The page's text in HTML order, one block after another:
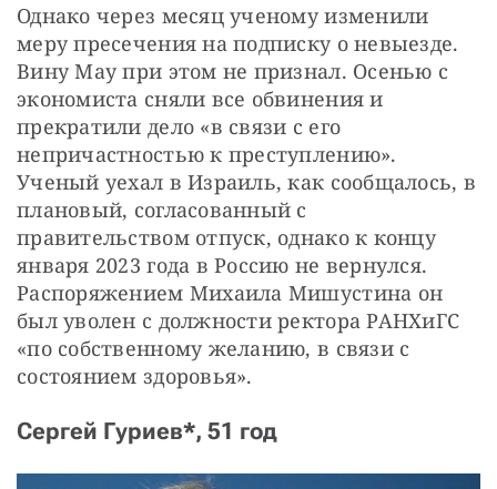
Однако через месяц ученому изменили
меру пресечения на подписку о невыезде.
Вину Мау при этом не признал. Осенью с
экономиста сняли все обвинения и
прекратили дело «в связи с его
непричастностью к преступлению».
Ученый уехал в Израиль, как сообщалось, в
плановый, согласованный с
правительством отпуск, однако к концу
января 2023 года в Россию не вернулся.
Распоряжением Михаила Мишустина он
был уволен с должности ректора РАНХиГС
«по собственному желанию, в связи с
состоянием здоровья».
Сергей Гуриев*, 51 год